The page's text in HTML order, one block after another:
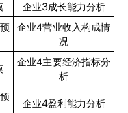
企业3成长能力分析
企业4营业收入构成情
况
企业4主要经济指标分
析
企业4盈利能力分析